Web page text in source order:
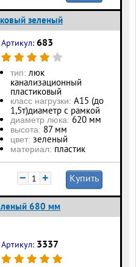
зеленый
Артикул: 683
тип: люк
канализационный
пластиковый
класс нагрузки: А15 (до
1,5т)диаметр с рамкой
диаметр люка: 620 мм
высота: 87 мм
цвет: зеленый
материал: пластик
− + Купить
680 мм
Артикул: 3337